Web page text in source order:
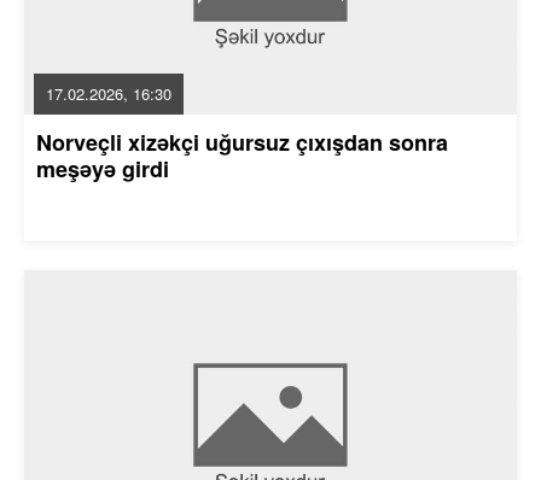
17.02.2026, 16:30
Norveçli xizəkçi uğursuz çıxışdan sonra
meşəyə girdi